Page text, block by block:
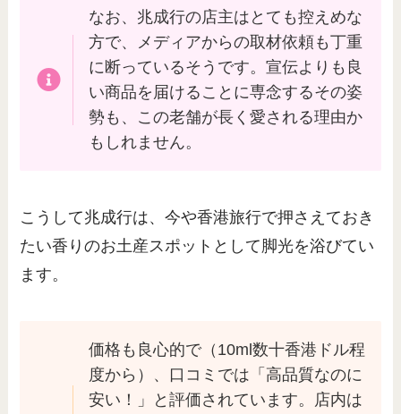
なお、兆成行の店主はとても控えめな
方で、メディアからの取材依頼も丁重
に断っているそうです。宣伝よりも良
い商品を届けることに専念するその姿
勢も、この老舗が長く愛される理由か
もしれません。
こうして兆成行は、今や香港旅行で押さえておき
たい香りのお土産スポットとして脚光を浴びてい
ます。
価格も良心的で（10ml数十香港ドル程
度から）、口コミでは「高品質なのに
安い！」と評価されています。店内は